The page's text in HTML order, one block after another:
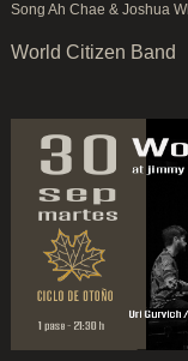
Song Ah Chae & Joshua
World Citizen Band